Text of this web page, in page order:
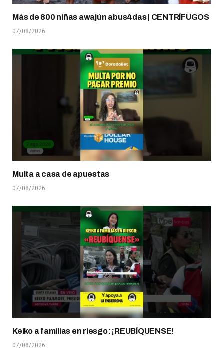
Más de 800 niñas awajún abus4das | CENTRÍFUGOS
07/08/2026
Multa a casa de apuestas
07/08/2026
Keiko a familias en riesgo: ¡REUBÍQUENSE!
07/08/2026